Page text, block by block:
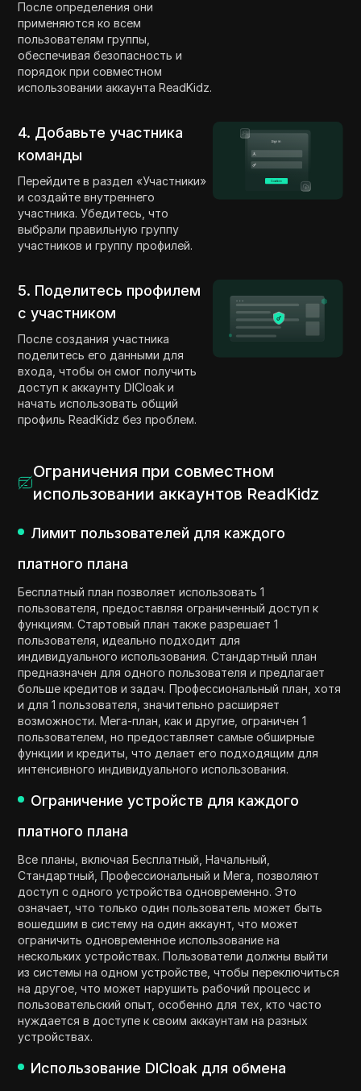
После определения они
применяются ко всем
пользователям группы,
обеспечивая безопасность и
порядок при совместном
использовании аккаунта ReadKidz.
4. Добавьте участника
команды
Перейдите в раздел «Участники»
и создайте внутреннего
участника. Убедитесь, что
выбрали правильную группу
участников и группу профилей.
5. Поделитесь профилем
с участником
После создания участника
поделитесь его данными для
входа, чтобы он смог получить
доступ к аккаунту DICloak и
начать использовать общий
профиль ReadKidz без проблем.
Ограничения при совместном
использовании аккаунтов ReadKidz
Лимит пользователей для каждого
платного плана
Бесплатный план позволяет использовать 1
пользователя, предоставляя ограниченный доступ к
функциям. Стартовый план также разрешает 1
пользователя, идеально подходит для
индивидуального использования. Стандартный план
предназначен для одного пользователя и предлагает
больше кредитов и задач. Профессиональный план, хотя
и для 1 пользователя, значительно расширяет
возможности. Мега-план, как и другие, ограничен 1
пользователем, но предоставляет самые обширные
функции и кредиты, что делает его подходящим для
интенсивного индивидуального использования.
Ограничение устройств для каждого
платного плана
Все планы, включая Бесплатный, Начальный,
Стандартный, Профессиональный и Мега, позволяют
доступ с одного устройства одновременно. Это
означает, что только один пользователь может быть
вошедшим в систему на один аккаунт, что может
ограничить одновременное использование на
нескольких устройствах. Пользователи должны выйти
из системы на одном устройстве, чтобы переключиться
на другое, что может нарушить рабочий процесс и
пользовательский опыт, особенно для тех, кто часто
нуждается в доступе к своим аккаунтам на разных
устройствах.
Использование DICloak для обмена